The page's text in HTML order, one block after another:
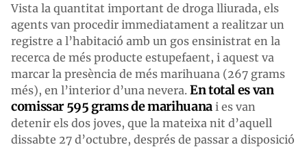
Vista la quantitat important de droga lliurada, els
agents van procedir immediatament a realitzar un
registre a l’habitació amb un gos ensinistrat en la
recerca de més producte estupefaent, i aquest va
marcar la presència de més marihuana (267 grams
més), en l’interior d’una nevera. En total es van
comissar 595 grams de marihuana i es van
detenir els dos joves, que la mateixa nit d’aquell
dissabte 27 d’octubre, després de passar a disposició